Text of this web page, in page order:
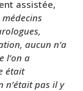
assistée,
médecins
aucun n’a
l’on a
était
n’était pas il y